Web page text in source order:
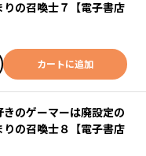
の召喚士７【電子書店
カートに追加
のゲーマーは廃設定の
の召喚士８【電子書店